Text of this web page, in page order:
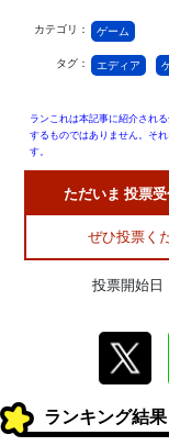
カテゴリ： ゲーム
タグ： エディア
ランこれは本記事に紹介され
するものではありません。そ
す。
ただいま 投票
ぜひ投票く
投票開始日
ランキング結